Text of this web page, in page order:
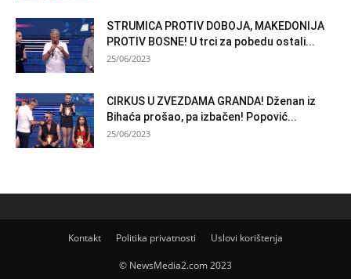
STRUMICA PROTIV DOBOJA, MAKEDONIJA
PROTIV BOSNE! U trci za pobedu ostali...
25/06/2023
CIRKUS U ZVEZDAMA GRANDA! Dženan iz
Bihaća prošao, pa izbačen! Popović...
25/06/2023
Kontakt Politika privatnosti Uslovi korištenja
© NewsMedia2.com 2023